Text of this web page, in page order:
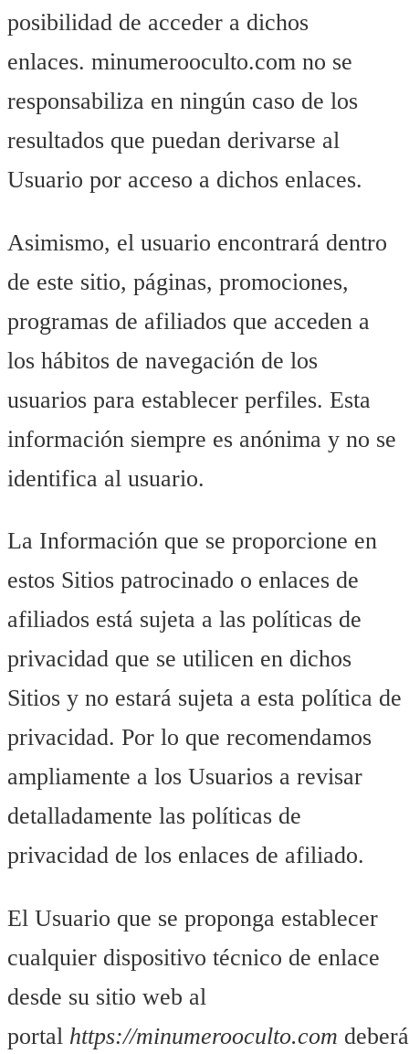
posibilidad de acceder a dichos
enlaces. minumerooculto.com no se
responsabiliza en ningún caso de los
resultados que puedan derivarse al
Usuario por acceso a dichos enlaces.
Asimismo, el usuario encontrará dentro
de este sitio, páginas, promociones,
programas de afiliados que acceden a
los hábitos de navegación de los
usuarios para establecer perfiles. Esta
información siempre es anónima y no se
identifica al usuario.
La Información que se proporcione en
estos Sitios patrocinado o enlaces de
afiliados está sujeta a las políticas de
privacidad que se utilicen en dichos
Sitios y no estará sujeta a esta política de
privacidad. Por lo que recomendamos
ampliamente a los Usuarios a revisar
detalladamente las políticas de
privacidad de los enlaces de afiliado.
El Usuario que se proponga establecer
cualquier dispositivo técnico de enlace
desde su sitio web al
portal https://minumerooculto.com deberá